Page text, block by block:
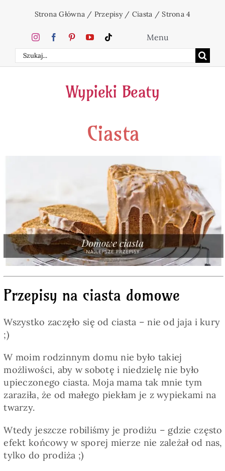
zawartości
Strona Główna / Przepisy/ Ciasta /Strona 4
Szukaj
Menu
Home
Ciasta
Napoje
Pieczywo
Przetwory
Posiłki
Zdrowo i fit
Kuchnie świata
SKLEP
Polski
Wypieki Beaty
Ciasta
Przepisy na ciasta domowe
Wszystko zaczęło się od ciasta – nie od jaja i kury
;)
W moim rodzinnym domu nie było takiej
możliwości, aby w sobotę i niedzielę nie było
upieczonego ciasta. Moja mama tak mnie tym
zaraziła, że od małego piekłam je z wypiekami na
twarzy.
Wtedy jeszcze robiliśmy je prodiżu – gdzie często
efekt końcowy w sporej mierze nie zależał od nas,
tylko do prodiża ;)